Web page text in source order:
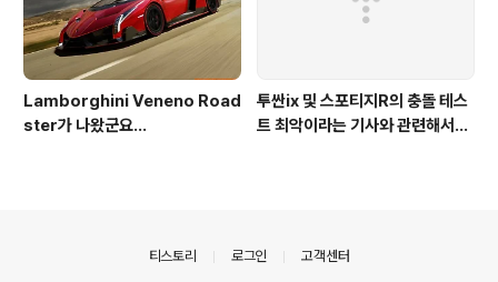
Lamborghini Veneno Road
ster가 나왔군요...
투싼ix 및 스포티지R의 충돌 테스
트 최악이라는 기사와 관련해서...
티스토리 로그인 고객센터